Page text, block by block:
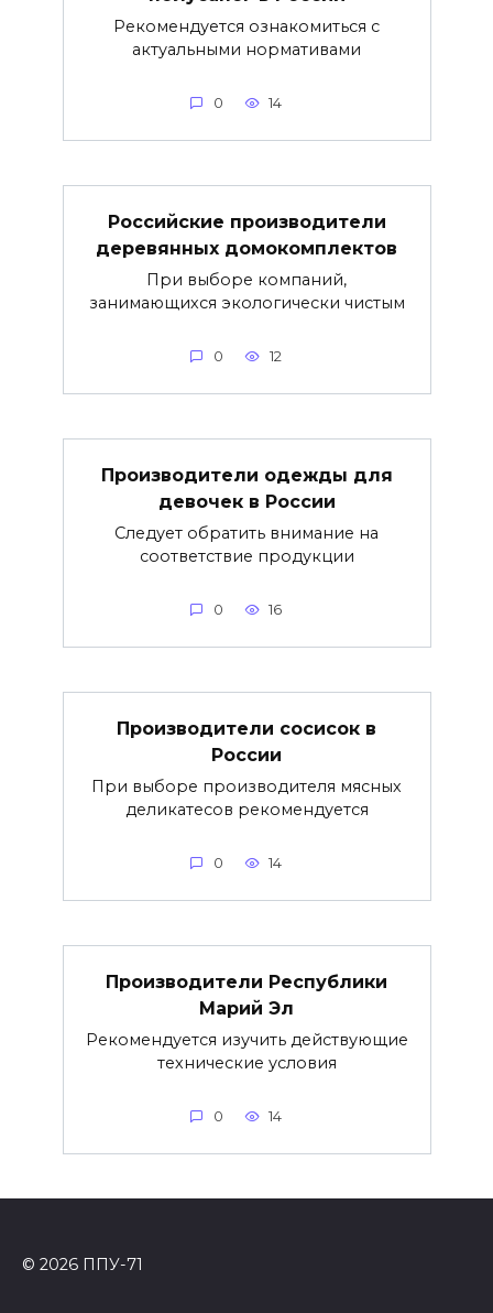
Рекомендуется ознакомиться с
актуальными нормативами
0 14
Российские производители
деревянных домокомплектов
При выборе компаний,
занимающихся экологически чистым
0 12
Производители одежды для
девочек в России
Следует обратить внимание на
соответствие продукции
0 16
Производители сосисок в
России
При выборе производителя мясных
деликатесов рекомендуется
0 14
Производители Республики
Марий Эл
Рекомендуется изучить действующие
технические условия
0 14
© 2026 ППУ-71